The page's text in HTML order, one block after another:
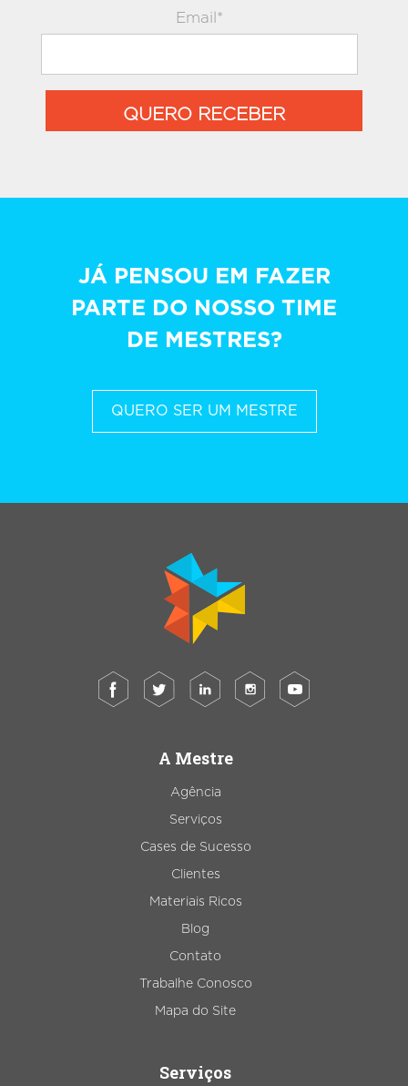
Email*
QUERO RECEBER
JÁ PENSOU EM FAZER
PARTE DO NOSSO TIME
DE MESTRES?
QUERO SER UM MESTRE
A Mestre
Agência
Serviços
Cases de Sucesso
Clientes
Materiais Ricos
Blog
Contato
Trabalhe Conosco
Mapa do Site
Serviços